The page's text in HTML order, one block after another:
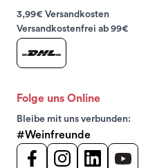
3,99€ Versandkosten
Versandkostenfrei ab 99€
Folge uns Online
Bleibe mit uns verbunden:
#Weinfreunde